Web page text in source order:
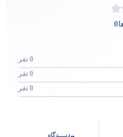
0
0 نفر
0 نفر
0 نفر
دیــــدگاه